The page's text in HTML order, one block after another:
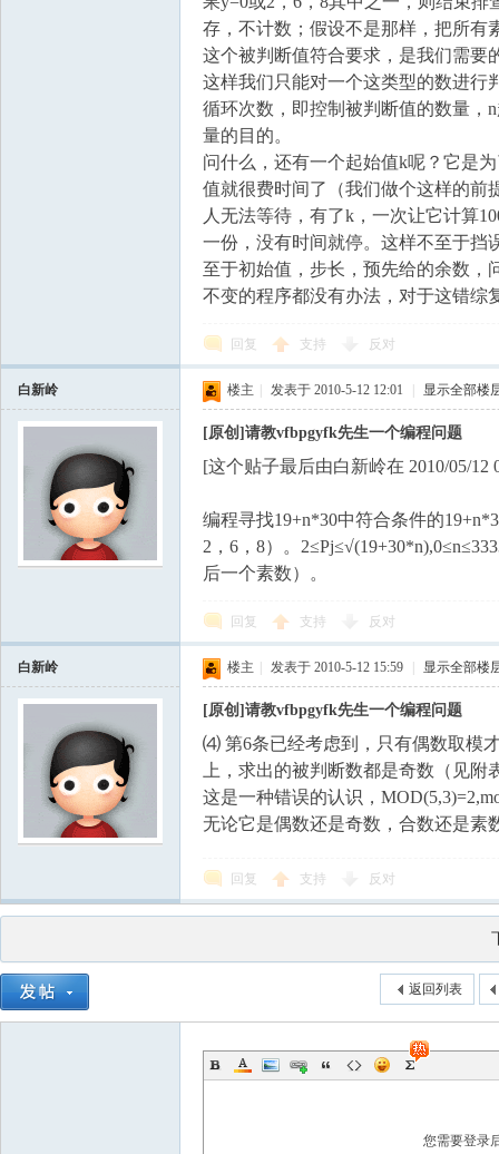
存，不计数；假设不是那样，把所有
这个被判断值符合要求，是我们需要
这样我们只能对一个这类型的数进行
循环次数，即控制被判断值的数量，
量的目的。
问什么，还有一个起始值k呢？它是
值就很费时间了（我们做个这样的前
人无法等待，有了k，一次让它计算
一份，没有时间就停。这样不至于挡
至于初始值，步长，预先给的余数，
不变的程序都没有办法，对于这错综
回复 支持 反对
白新岭 楼主 发表于 2010-5-12 12:01 显示全部楼
[原创]请教vfbpgyfk先生一个编程问题
[这个贴子最后由白新岭在 2010/05/12
编程寻找19+n*30中符合条件的
2，6，8）。
后一个素数）。
回复 支持 反对
白新岭 楼主 发表于 2010-5-12 15:59 显示全部楼
[原创]请教vfbpgyfk先生一个编程问题
⑷ 第6条已经考虑到，只有偶数取模
上，求出的被判断数都是奇数（见
这是一种错误的认识，
无论它是偶数还是奇数，合数还是素
回复 支持 反对
返回列表
您需要登录